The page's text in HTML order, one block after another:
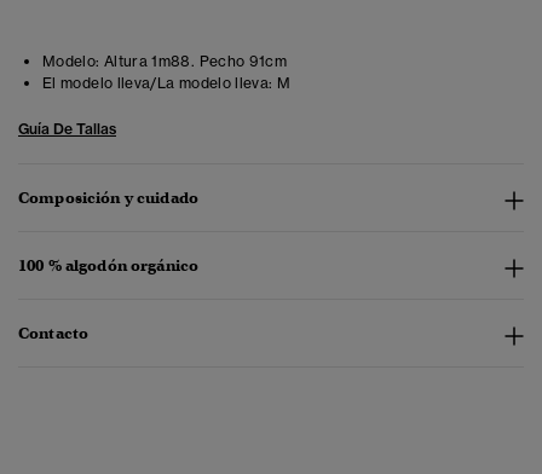
Modelo: Altura 1m88. Pecho 91cm
El modelo lleva/La modelo lleva: M
Guía De Tallas
Composición y cuidado
100 % algodón orgánico
Contacto